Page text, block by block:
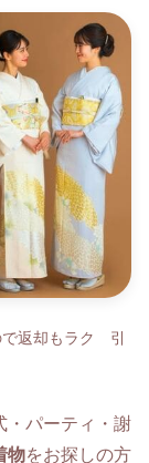
返却もラク 引
・パーティ・謝
物をお探しの方